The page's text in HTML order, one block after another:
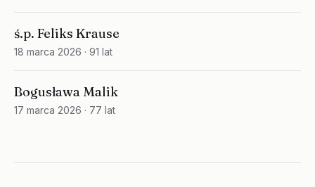
ś.p. Feliks Krause
18 marca 2026 · 91 lat
Bogusława Malik
17 marca 2026 · 77 lat